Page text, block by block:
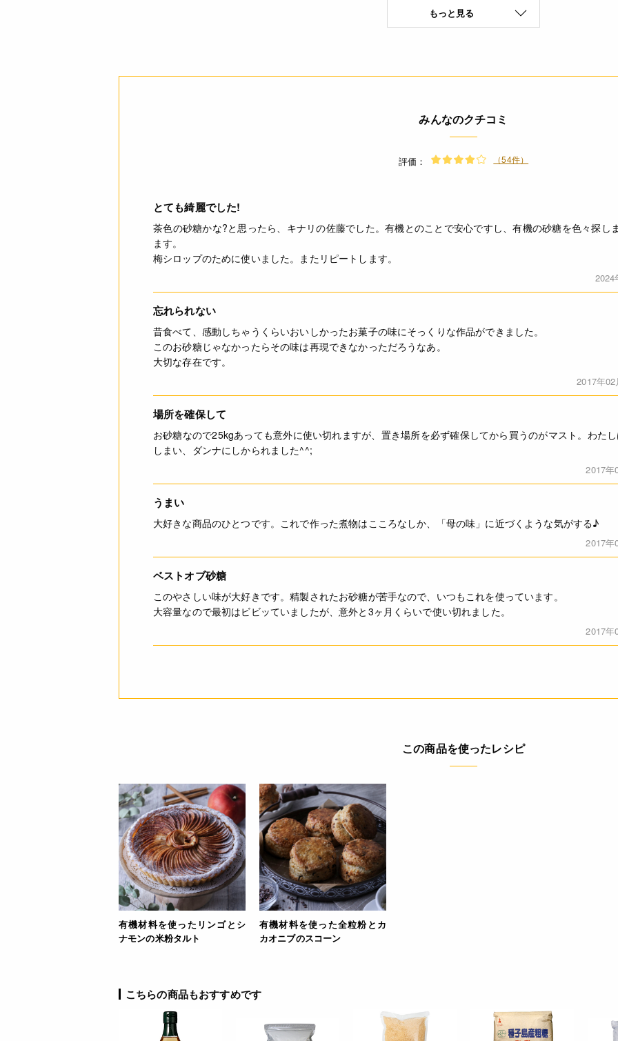
栄養成分表示
(100g当たり) エネルギー 400kcal たんぱく質 0g 脂質 0g 炭水
* まれに黒い粒が見られる場合がございますが、さとうきびの「
粗糖には混入することがございます。原料由来の繊維質のため品
ありません。予めご了承ください。
ご利用方法 コーヒー、紅茶、その他さまざまな用途にお使いいただけます。
もっと見る
みんなのクチコミ
評価： （54件）
とても綺麗でした!
茶色の砂糖かな?と思ったら、キナリの佐藤でした。有機とのことで安心ですし、有機の砂糖を色々探し
ます。
梅シロップのために使いました。またリピートします。
2024
忘れられない
昔食べて、感動しちゃうくらいおいしかったお菓子の味にそっくりな作品ができました。
このお砂糖じゃなかったらその味は再現できなかっただろうなあ。
大切な存在です。
2017年02
場所を確保して
お砂糖なので25kgあっても意外に使い切れますが、置き場所を必ず確保してから買うのがマスト。わた
しまい、ダンナにしかられました^^;
2017年
うまい
大好きな商品のひとつです。これで作った煮物はこころなしか、「母の味」に近づくような気がする♪
2017年
ベストオブ砂糖
このやさしい味が大好きです。精製されたお砂糖が苦手なので、いつもこれを使っています。
大容量なので最初はビビッていましたが、意外と3ヶ月くらいで使い切れました。
2017年
この商品を使ったレシピ
有機材料を使ったリンゴとシ
ナモンの米粉タルト
有機材料を使った全粒粉とカ
カオニブのスコーン
こちらの商品もおすすめです